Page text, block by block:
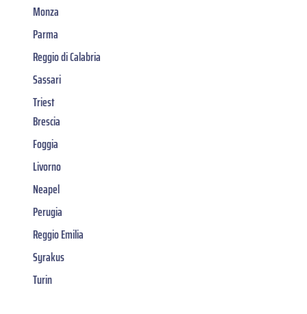
Monza
Parma
Reggio di Calabria
Sassari
Triest
Brescia
Foggia
Livorno
Neapel
Perugia
Reggio Emilia
Syrakus
Turin